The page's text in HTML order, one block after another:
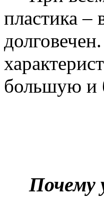
пластика –
большую и
Почему